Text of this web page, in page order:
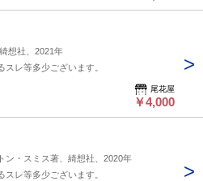
想社、2021年
スレ等多少ございます。
尾花屋
￥4,000
ン・スミス著、綺想社、2020年
スレ等多少ございます。